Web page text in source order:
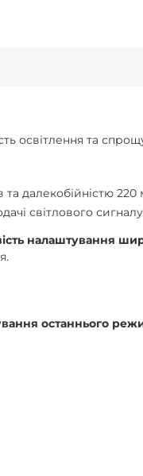
освітлення та
далекобійністю 220
світлового
налаштування
останнього